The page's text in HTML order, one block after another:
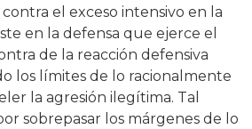
el exceso intensivo en la
en la defensa que ejerce el
de la reacción defensiva
los límites de lo racionalmente
la agresión ilegítima. Tal
sobrepasar los márgenes de lo